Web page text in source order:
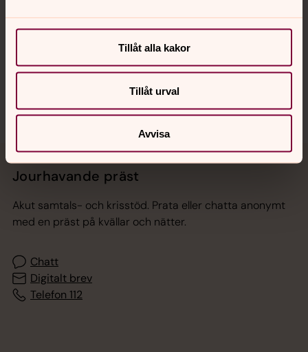
Tillåt alla kakor
Tillåt urval
Avvisa
Hitta snabbt
Sociala kanaler
Jourhavande präst
Akut samtals- och krisstöd. Prata eller chatta anonymt
med en präst på kvällar och nätter.
Chatt
Digitalt brev
Telefon 112